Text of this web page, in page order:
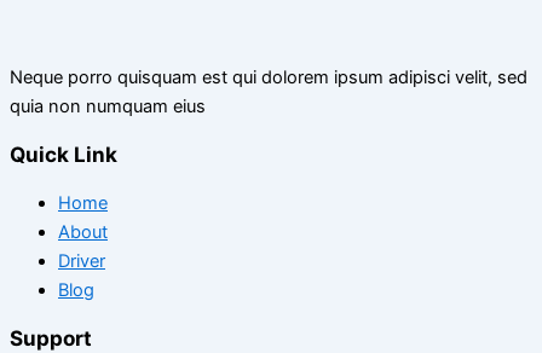
Neque porro quisquam est qui dolorem ipsum adipisci velit, sed
quia non numquam eius
Quick Link
Home
About
Driver
Blog
Support